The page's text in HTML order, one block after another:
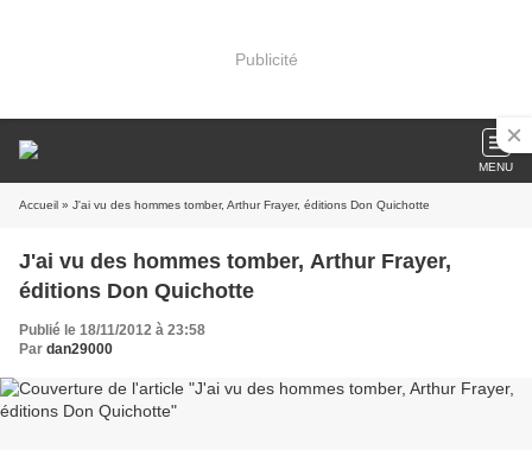
Publicité
MENU
Accueil » J'ai vu des hommes tomber, Arthur Frayer, éditions Don Quichotte
J'ai vu des hommes tomber, Arthur Frayer,
éditions Don Quichotte
Publié le 18/11/2012 à 23:58
Par dan29000